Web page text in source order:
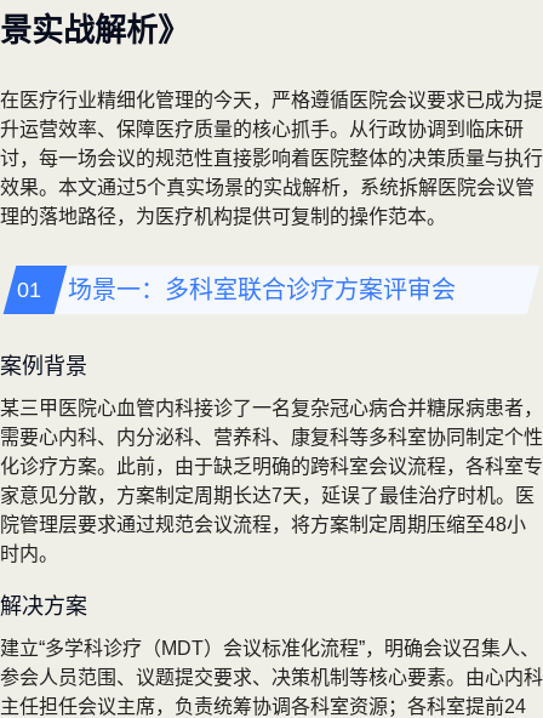
景实战解析》
在医疗行业精细化管理的今天，严格遵循医院会议要求已成为提
升运营效率、保障医疗质量的核心抓手。从行政协调到临床研
讨，每一场会议的规范性直接影响着医院整体的决策质量与执行
效果。本文通过5个真实场景的实战解析，系统拆解医院会议管
理的落地路径，为医疗机构提供可复制的操作范本。
场景一：多科室联合诊疗方案评审会
案例背景
某三甲医院心血管内科接诊了一名复杂冠心病合并糖尿病患者，
需要心内科、内分泌科、营养科、康复科等多科室协同制定个性
化诊疗方案。此前，由于缺乏明确的跨科室会议流程，各科室专
家意见分散，方案制定周期长达7天，延误了最佳治疗时机。医
院管理层要求通过规范会议流程，将方案制定周期压缩至48小
时内。
解决方案
建立“多学科诊疗（MDT）会议标准化流程”，明确会议召集人、
参会人员范围、议题提交要求、决策机制等核心要素。由心内科
主任担任会议主席，负责统筹协调各科室资源；各科室提前24